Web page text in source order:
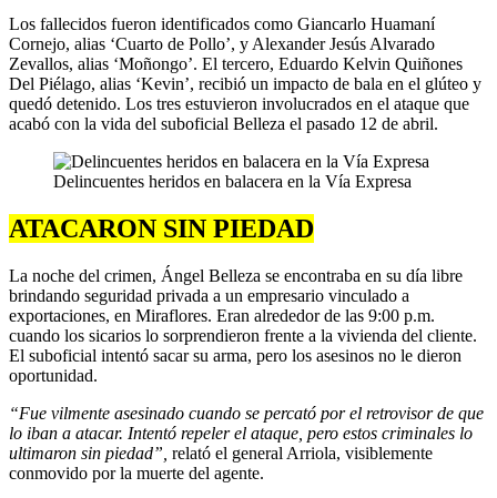
Los fallecidos fueron identificados como Giancarlo Huamaní
Cornejo, alias ‘Cuarto de Pollo’, y Alexander Jesús Alvarado
Zevallos, alias ‘Moñongo’. El tercero, Eduardo Kelvin Quiñones
Del Piélago, alias ‘Kevin’, recibió un impacto de bala en el glúteo y
quedó detenido. Los tres estuvieron involucrados en el ataque que
acabó con la vida del suboficial Belleza el pasado 12 de abril.
Delincuentes heridos en balacera en la Vía Expresa
ATACARON SIN PIEDAD
La noche del crimen, Ángel Belleza se encontraba en su día libre
brindando seguridad privada a un empresario vinculado a
exportaciones, en Miraflores. Eran alrededor de las 9:00 p.m.
cuando los sicarios lo sorprendieron frente a la vivienda del cliente.
El suboficial intentó sacar su arma, pero los asesinos no le dieron
oportunidad.
“Fue vilmente asesinado cuando se percató por el retrovisor de que
lo iban a atacar. Intentó repeler el ataque, pero estos criminales lo
ultimaron sin piedad”, relató el general Arriola, visiblemente
conmovido por la muerte del agente.